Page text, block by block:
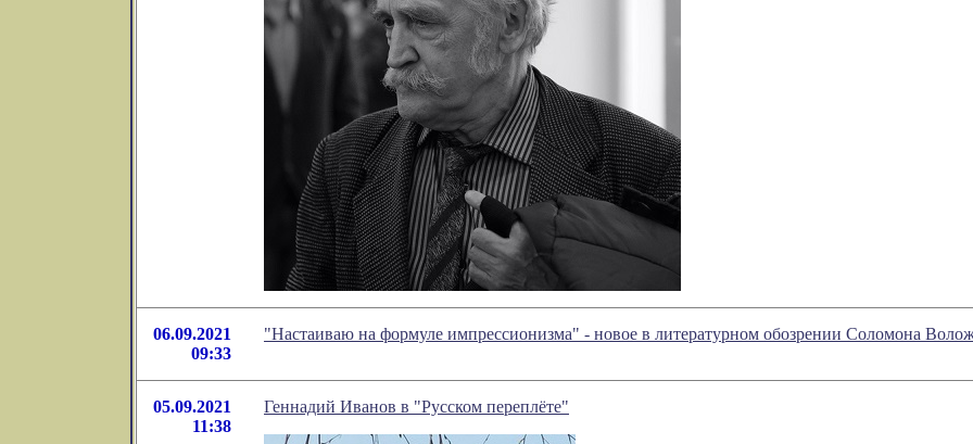
06.09.2021
09:33
"Настаиваю на формуле импрессионизма" - новое в литературном обозрении Соломона
05.09.2021
11:38
Геннадий Иванов в "Русском переплёте"